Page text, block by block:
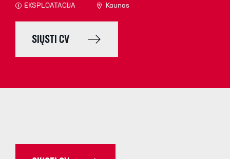
EKSPLOATACIJA Kaunas
SIŲSTI CV